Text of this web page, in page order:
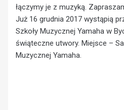
łączymy je z muzyką.
Już 16 grudnia 2017 wystąpią
Szkoły Muzycznej Yamaha w
świąteczne utwory. Miejsce –
Muzycznej Yamaha.